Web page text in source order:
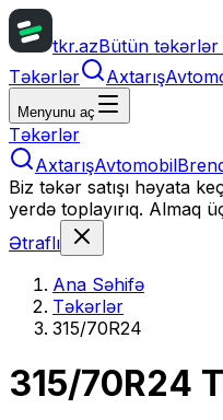
tkr.azBütün
Təkərlər
Axtarış
Menyunu aç
Təkərlər
AxtarışAvtomobil
Biz təkər satışı həyata
yerdə toplayırıq. Almaq
Ətraflı
Ana Səhifə
Təkərlər
315/70R24
315/70R24